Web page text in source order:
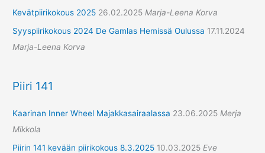
Kevätpiirikokous 2025 26.02.2025 Marja-Leena Korva
Syyspiirikokous 2024 De Gamlas Hemissä Oulussa 17.11.2024
Marja-Leena Korva
Piiri 141
Kaarinan Inner Wheel Majakkasairaalassa 23.06.2025 Merja
Mikkola
Piirin 141 kevään piirikokous 8.3.2025 10.03.2025 Eve